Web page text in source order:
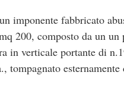
imponente fabbricato
200, composto da un
in verticale portante di
tompagnato